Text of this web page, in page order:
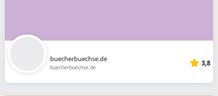
buecherbuechse.de
buecherbuechse.de 3,8